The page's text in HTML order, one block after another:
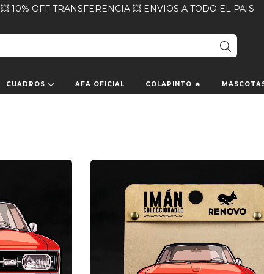
💥 10% OFF TRANSFERENCIA 💥 ENVIOS A TODO EL PAIS
CUADROS AFA OFICIAL COLAPINTO 🔥